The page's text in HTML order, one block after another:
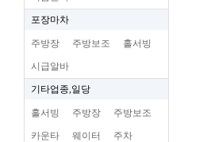
포장마차
주방장 주방보조 홀서빙
시급알바
기타업종,일당
홀서빙 주방장 주방보조
카운타 웨이터 주차